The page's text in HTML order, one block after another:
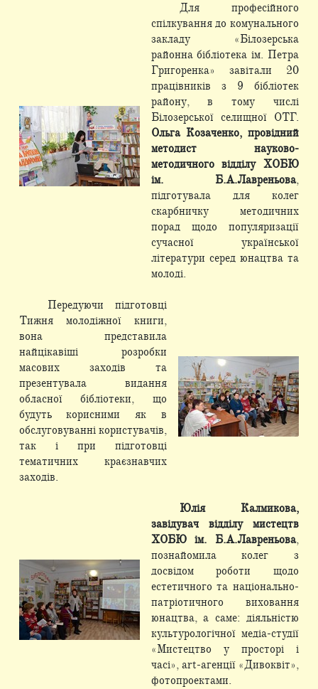
Для професійного
спілкування до комунального
закладу «Білозерська
районна бібліотека ім. Петра
Григоренка» завітали 20
працівників з 9 бібліотек
району, в тому числі
Білозерської селищної ОТГ.
Ольга Козаченко, провідний
методист науково-
методичного відділу ХОБЮ
ім. Б.А.Лавреньова,
підготувала для колег
скарбничку методичних
порад щодо популяризації
сучасної української
літератури серед юнацтва та
молоді.
Передуючи підготовці
Тижня молодіжної книги,
вона представила
найцікавіші розробки
масових заходів та
презентувала видання
обласної бібліотеки, що
будуть корисними як в
обслуговуванні користувачів,
так і при підготовці
тематичних краєзнавчих
заходів.
Юлія Калмикова,
завідувач відділу мистецтв
ХОБЮ ім. Б.А.Лавреньова,
познайомила колег з
досвідом роботи щодо
естетичного та національно-
патріотичного виховання
юнацтва, а саме: діяльністю
культурологічної медіа-студії
«Мистецтво у просторі і
часі», art-агенції «Дивоквіт»,
фотопроектами.